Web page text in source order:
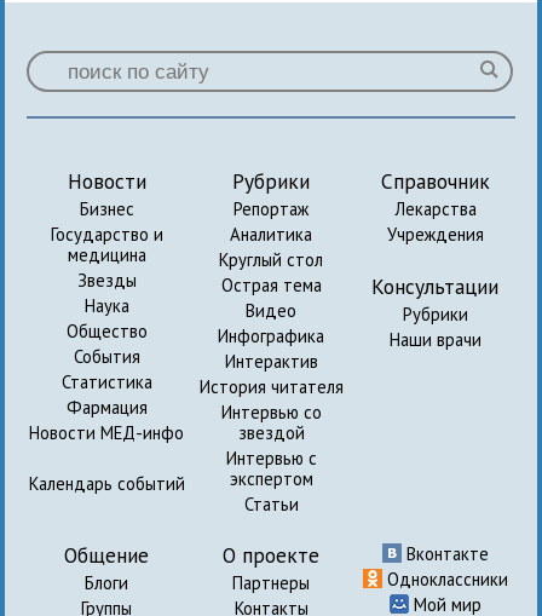
Новости
Бизнес
Государство и
медицина
Звезды
Наука
Общество
События
Статистика
Фармация
Новости МЕД-инфо
Календарь событий
Рубрики
Репортаж
Аналитика
Круглый стол
Острая тема
Видео
Инфографика
Интерактив
История читателя
Интервью со
звездой
Интервью с
экспертом
Статьи
Справочник
Лекарства
Учреждения
Консультации
Рубрики
Наши врачи
Общение
Блоги
Группы
О проекте
Партнеры
Контакты
Вконтакте
Одноклассники
Мой мир